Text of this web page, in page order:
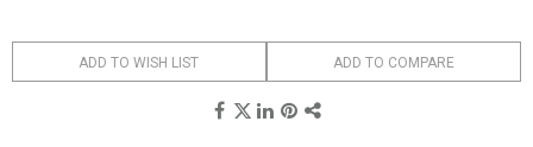
ADD TO WISH LIST ADD TO COMPARE